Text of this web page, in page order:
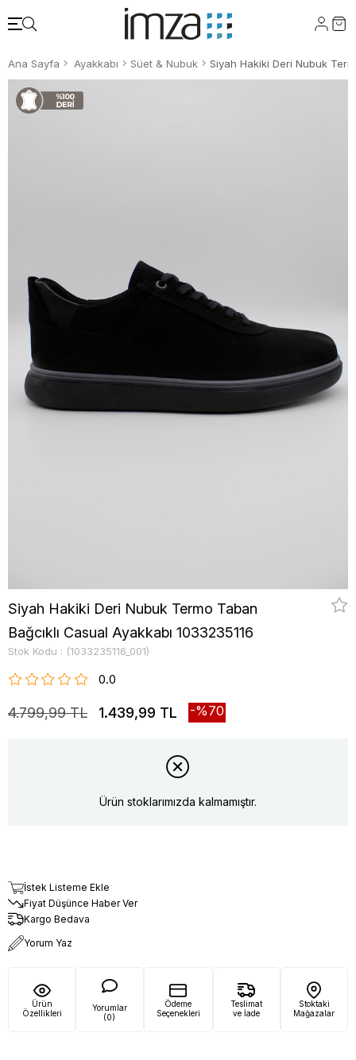
Ana Sayfa Ayakkabı Süet & Nubuk
Siyah Hakiki Deri Nubuk Termo Taban
Bağcıklı Casual Ayakkabı 1033235116
Stok Kodu (1033235116_001)
0.0
4.799,99 TL 1.439,99 TL 70
Ürün stoklarımızda kalmamıştır.
İstek Listeme Ekle
Fiyat Düşünce Haber Ver
Kargo Bedava
Yorum Yaz
Ürün
Özellikleri
Yorumlar
(0)
Ödeme
Seçenekleri
Teslimat
ve İade
Stoktaki
Mağazalar